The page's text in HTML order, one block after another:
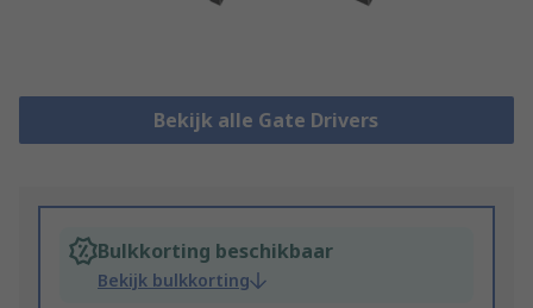
Bekijk alle Gate Drivers
Bulkkorting beschikbaar
Bekijk bulkkorting